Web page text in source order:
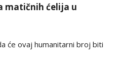
matičnih ćelija u
će ovaj humanitarni broj biti